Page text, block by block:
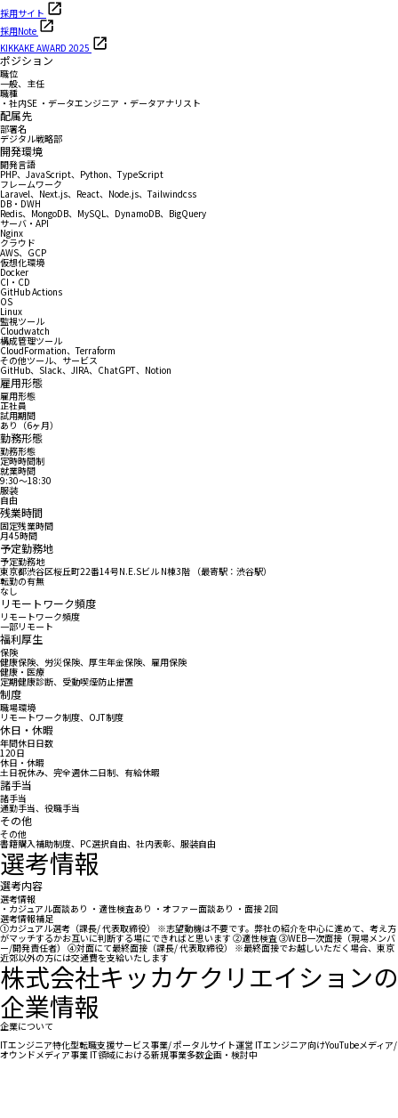
採用サイト
採用Note
KIKKAKE AWARD 2025
ポジション
職位
一般、主任
職種
・社内SE ・データエンジニア ・データアナリスト
配属先
部署名
デジタル戦略部
開発環境
開発言語
PHP、JavaScript、Python、TypeScript
フレームワーク
Laravel、Next.js、React、Node.js、Tailwindcss
DB・DWH
Redis、MongoDB、MySQL、DynamoDB、BigQuery
サーバ・API
Nginx
クラウド
AWS、GCP
仮想化環境
Docker
CI・CD
GitHub Actions
OS
Linux
監視ツール
Cloudwatch
構成管理ツール
CloudFormation、Terraform
その他ツール、サービス
GitHub、Slack、JIRA、ChatGPT、Notion
雇用形態
雇用形態
正社員
試用期間
あり（6ヶ月）
勤務形態
勤務形態
定時時間制
就業時間
9:30〜18:30
服装
自由
残業時間
固定残業時間
月45時間
予定勤務地
予定勤務地
東京都渋谷区桜丘町22番14号N.E.Sビル N棟3階 （最寄駅：渋谷駅）
転勤の有無
なし
リモートワーク頻度
リモートワーク頻度
一部リモート
福利厚生
保険
健康保険、労災保険、厚生年金保険、雇用保険
健康・医療
定期健康診断、受動喫煙防止措置
制度
職場環境
リモートワーク制度、OJT制度
休日・休暇
年間休日日数
120日
休日・休暇
土日祝休み、完全週休二日制、有給休暇
諸手当
諸手当
通勤手当、役職手当
その他
その他
書籍購入補助制度、PC選択自由、社内表彰、服装自由
選考情報
選考内容
選考情報
・カジュアル面談あり ・適性検査あり ・オファー面談あり ・面接 2回
選考情報補足
①カジュアル選考（課長/ 代表取締役） ※志望動機は不要です。弊社の紹介を中心に進めて、考え方
がマッチするかお互いに判断する場にできればと思います ②適性検査 ③WEB一次面接（現場メンバ
ー/開発責任者） ④対面にて最終面接（課長/ 代表取締役） ※最終面接でお越しいただく場合、東京
近郊以外の方には交通費を支給いたします
株式会社キッカケクリエイションの
企業情報
企業について
ITエンジニア特化型転職支援サービス事業/ ポータルサイト運営 ITエンジニア向けYouTubeメディア/
オウンドメディア事業 IT領域における新規事業多数企画・検討中